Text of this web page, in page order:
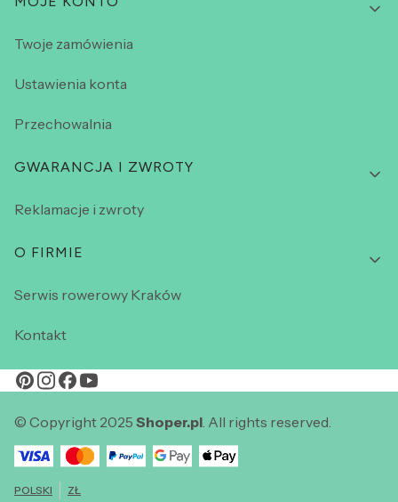
Twoje zamówienia
Ustawienia konta
Przechowalnia
GWARANCJA I ZWROTY
Reklamacje i zwroty
O FIRMIE
Serwis rowerowy Kraków
Kontakt
© Copyright 2025 Shoper.pl. All rights reserved.
POLSKI ZŁ